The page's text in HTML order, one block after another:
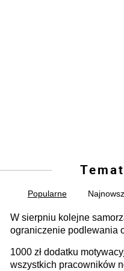
Popularne
W sierpniu kolejne
ograniczenie podlewania
może objąć cały kraj
1000 zł dodatku
wszystkich pracowników